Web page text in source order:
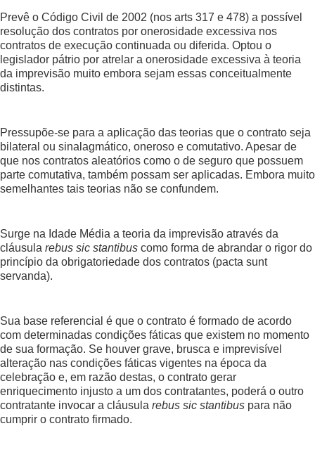
Prevê o Código Civil de 2002 (nos arts 317 e 478) a possível
resolução dos contratos por onerosidade excessiva nos
contratos de execução continuada ou diferida. Optou o
legislador pátrio por atrelar a onerosidade excessiva à teoria
da imprevisão muito embora sejam essas conceitualmente
distintas.
Pressupõe-se para a aplicação das teorias que o contrato seja
bilateral ou sinalagmático, oneroso e comutativo. Apesar de
que nos contratos aleatórios como o de seguro que possuem
parte comutativa, também possam ser aplicadas. Embora muito
semelhantes tais teorias não se confundem.
Surge na Idade Média a teoria da imprevisão através da
cláusula rebus sic stantibus como forma de abrandar o rigor do
princípio da obrigatoriedade dos contratos (pacta sunt
servanda).
Sua base referencial é que o contrato é formado de acordo
com determinadas condições fáticas que existem no momento
de sua formação. Se houver grave, brusca e imprevisível
alteração nas condições fáticas vigentes na época da
celebração e, em razão destas, o contrato gerar
enriquecimento injusto a um dos contratantes, poderá o outro
contratante invocar a cláusula rebus sic stantibus para não
cumprir o contrato firmado.